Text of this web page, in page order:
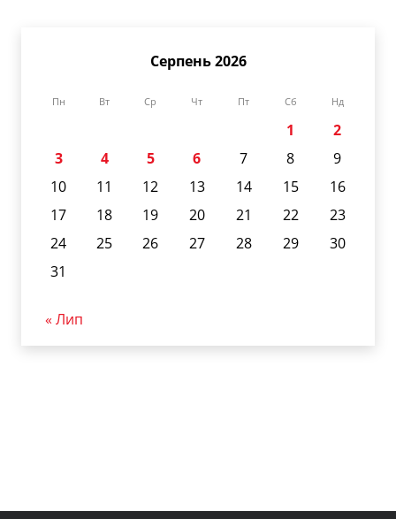
Серпень 2026
Пн Вт Ср Чт Пт Сб Нд
1
2
3
4 5 6 7 8
9
10
11 12 13 14 15
16
17
18 19 20 21 22
23
24
25 26 27 28 29
30
31
« Лип